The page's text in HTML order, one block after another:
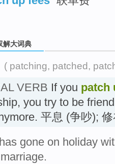
解大词典
( patching, patched,
VERB If you patch
you try to be
平息 (争吵);
gone on holiday